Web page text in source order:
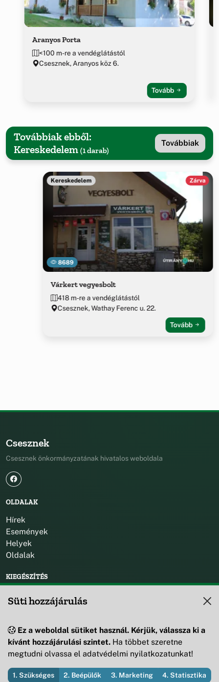
Aranyos Porta
<100 m-re a vendéglátástól
Csesznek, Aranyos köz 6.
Tovább
Továbbiak ebből:
Kereskedelem (1 darab)
Továbbiak
8689
Kereskedelem Zárva
Várkert vegyesbolt
418 m-re a vendéglátástól
Csesznek, Wathay Ferenc u. 22.
Tovább
Csesznek
Csesznek önkormányzatának hivatalos weboldala
OLDALAK
Hírek
Események
Helyek
Oldalak
KIEGÉSZÍTÉS
+36 88 595 530
8419 Csesznek, Vár u. 42.
Süti hozzájárulás
Ez a weboldal sütiket használ. Kérjük, válassza ki a
kívánt hozzájárulási szintet. Ha többet szeretne
megtudni olvassa el adatvédelmi nyilatkozatunkat!
1. Szükséges 2. Beépülők 3. Marketing 4. Statisztika